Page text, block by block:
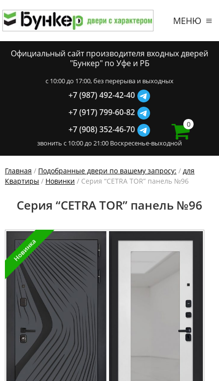
МЕНЮ
Официальный сайт производителя входных дверей
"Бункер" по Уфе и РБ
c 10:00 до 17:00, без перерыва и выходных
+7 (987) 492-42-40
+7 (917) 799-60-82
+7 (908) 352-46-70
звонить с 10:00 до 21:00 Воскресенье-выходной
0
Главная / Подобранные двери по вашему запросу: / для
Квартиры / Новинки / Серия “CETRA TOR” панель №96
Серия “CETRA TOR” панель №96
Новинка